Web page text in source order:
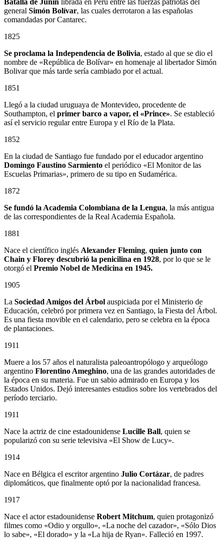
general Simón Bolívar, las cuales derrotaron a las españolas
comandadas por Cantarec.
1825
Se proclama la Independencia de Bolivia, estado al que se dio el
nombre de «República de Bolívar» en homenaje al libertador Simón
Bolivar que más tarde sería cambiado por el actual.
1851
Llegó a la ciudad uruguaya de Montevideo, procedente de
Southampton, el primer barco a vapor, el «Prince». Se estableció
así el servicio regular entre Europa y el Río de la Plata.
1852
En la ciudad de Santiago fue fundado por el educador argentino
Domingo Faustino Sarmiento el periódico «El Monitor de las
Escuelas Primarias», primero de su tipo en Sudamérica.
1872
Se fundó la Academia Colombiana de la Lengua, la más antigua
de las correspondientes de la Real Academia Española.
1881
Nace el científico inglés Alexander Fleming, quien junto con
Chain y Florey descubrió la penicilina en 1928, por lo que se le
otorgó el Premio Nobel de Medicina en 1945.
1905
La Sociedad Amigos del Árbol auspiciada por el Ministerio de
Educación, celebró por primera vez en Santiago, la Fiesta del Árbol.
Es una fiesta movible en el calendario, pero se celebra en la época
de plantaciones.
1911
Muere a los 57 años el naturalista paleoantropólogo y arqueólogo
argentino Florentino Ameghino, una de las grandes autoridades de
la época en su materia. Fue un sabio admirado en Europa y los
Estados Unidos. Dejó interesantes estudios sobre los vertebrados del
período terciario.
1911
Nace la actriz de cine estadounidense Lucille Ball, quien se
popularizó con su serie televisiva «El Show de Lucy».
1914
Nace en Bélgica el escritor argentino Julio Cortázar, de padres
diplomáticos, que finalmente optó por la nacionalidad francesa.
1917
Nace el actor estadounidense Robert Mitchum, quien protagonizó
filmes como «Odio y orgullo», «La noche del cazador», «Sólo Dios
lo sabe», «El dorado» y la «La hija de Ryan». Falleció en 1997.